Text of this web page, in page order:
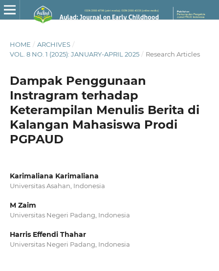
HOME / ARCHIVES /
VOL. 8 NO. 1 (2025): JANUARY-APRIL 2025 / Research Articles
Dampak Penggunaan
Instragram terhadap
Keterampilan Menulis Berita di
Kalangan Mahasiswa Prodi
PGPAUD
Karimaliana Karimaliana
Universitas Asahan, Indonesia
M Zaim
Universitas Negeri Padang, Indonesia
Harris Effendi Thahar
Universitas Negeri Padang, Indonesia